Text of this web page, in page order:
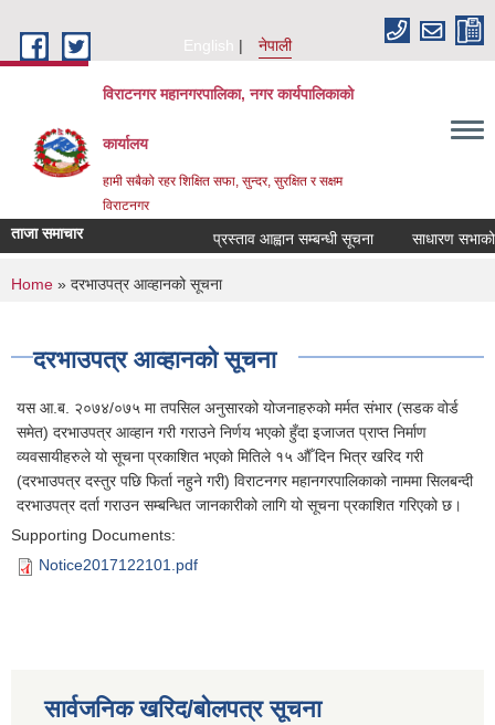
English
नेपाली
विराटनगर महानगरपालिका, नगर कार्यपालिकाको
कार्यालय
हामी सबैको रहर शिक्षित सफा, सुन्दर, सुरक्षित र सक्षम
विराटनगर
ताजा समाचार प्रस्ताव आह्वान सम्बन्धी सूचना साधारण
You are here
Home » दरभाउपत्र आव्हानको सूचना
दरभाउपत्र आव्हानको सूचना
यस आ.ब. २०७४/०७५ मा तपसिल अनुसारको योजनाहरुको मर्मत संभार (सडक वोर्ड
समेत) दरभाउपत्र आव्हान गरी गराउने निर्णय भएको हुँदा इजाजत प्राप्त निर्माण
व्यवसायीहरुले यो सूचना प्रकाशित भएको मितिले १५ औँ दिन भित्र खरिद गरी
(दरभाउपत्र दस्तुर पछि फिर्ता नहुने गरी) विराटनगर महानगरपालिकाको नाममा सिलबन्दी
दरभाउपत्र दर्ता गराउन सम्बन्धित जानकारीको लागि यो सूचना प्रकाशित गरिएको छ।
Supporting Documents:
Notice2017122101.pdf
सार्वजनिक खरिद/बोलपत्र सूचना